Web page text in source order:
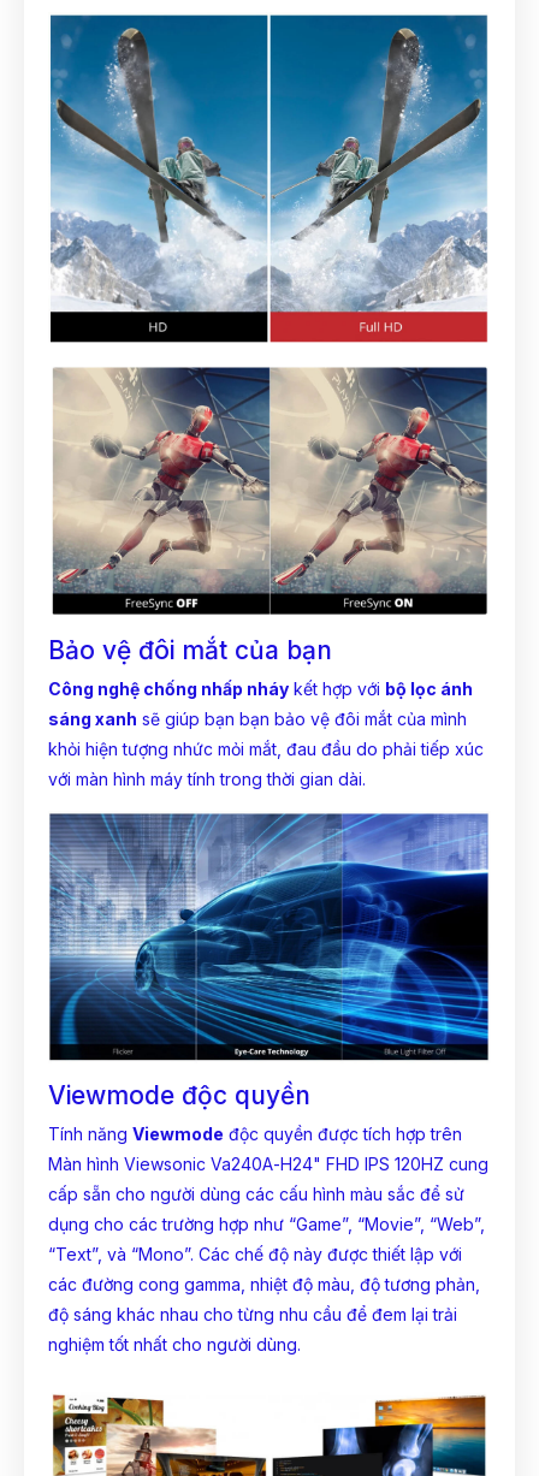
Bảo vệ đôi mắt của bạn
Công nghệ chống nhấp nháy kết hợp với bộ lọc ánh
sáng xanh sẽ giúp bạn bạn bảo vệ đôi mắt của mình
khỏi hiện tượng nhức mỏi mắt, đau đầu do phải tiếp xúc
với màn hình máy tính trong thời gian dài.
Viewmode độc quyền
Tính năng Viewmode độc quyền được tích hợp trên
Màn hình Viewsonic Va240A-H24" FHD IPS 120HZ cung
cấp sẵn cho người dùng các cấu hình màu sắc để sử
dụng cho các trường hợp như “Game”, “Movie”, “Web”,
“Text”, và “Mono”. Các chế độ này được thiết lập với
các đường cong gamma, nhiệt độ màu, độ tương phản,
độ sáng khác nhau cho từng nhu cầu để đem lại trải
nghiệm tốt nhất cho người dùng.